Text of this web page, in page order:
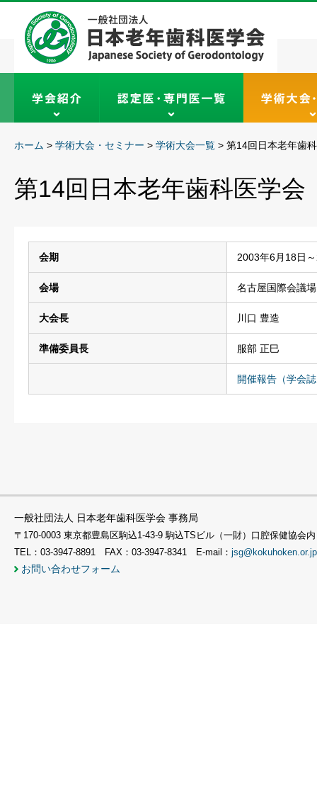
ホーム > 学術大会・セミナー > 学術大会一覧 > 第14回日本老年歯
第14回日本老年歯科医学会
会期 2003年6月18日
会場 名古屋国際会議場
大会長 川口 豊造
準備委員長 服部 正巳
開催報告（学会
一般社団法人 日本老年歯科医学会 事務局
〒170-0003 東京都豊島区駒込1-43-9 駒込TSビル（一財）口腔保健協会内
TEL：03-3947-8891 FAX：03-3947-8341 E-mail： jsg@kokuhoken.or.jp
お問い合わせフォーム